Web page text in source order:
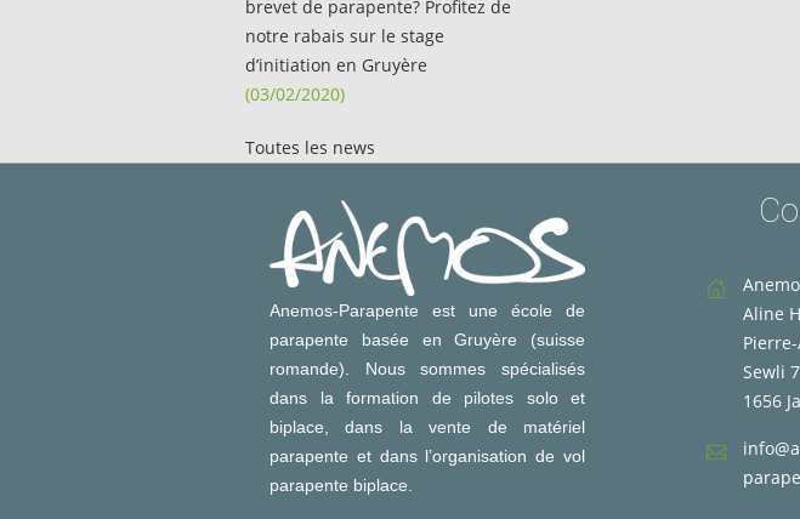
brevet de parapente? Profitez de
notre rabais sur le stage
d’initiation en Gruyère
(03/02/2020)
Toutes les news
Anemos-Parapente est une école de
parapente basée en Gruyère (suisse
romande). Nous sommes spécialisés
dans la formation de pilotes solo et
biplace, dans la vente de matériel
parapente et dans l’organisation de vol
parapente biplace.
Aline
Sewli 7
1656